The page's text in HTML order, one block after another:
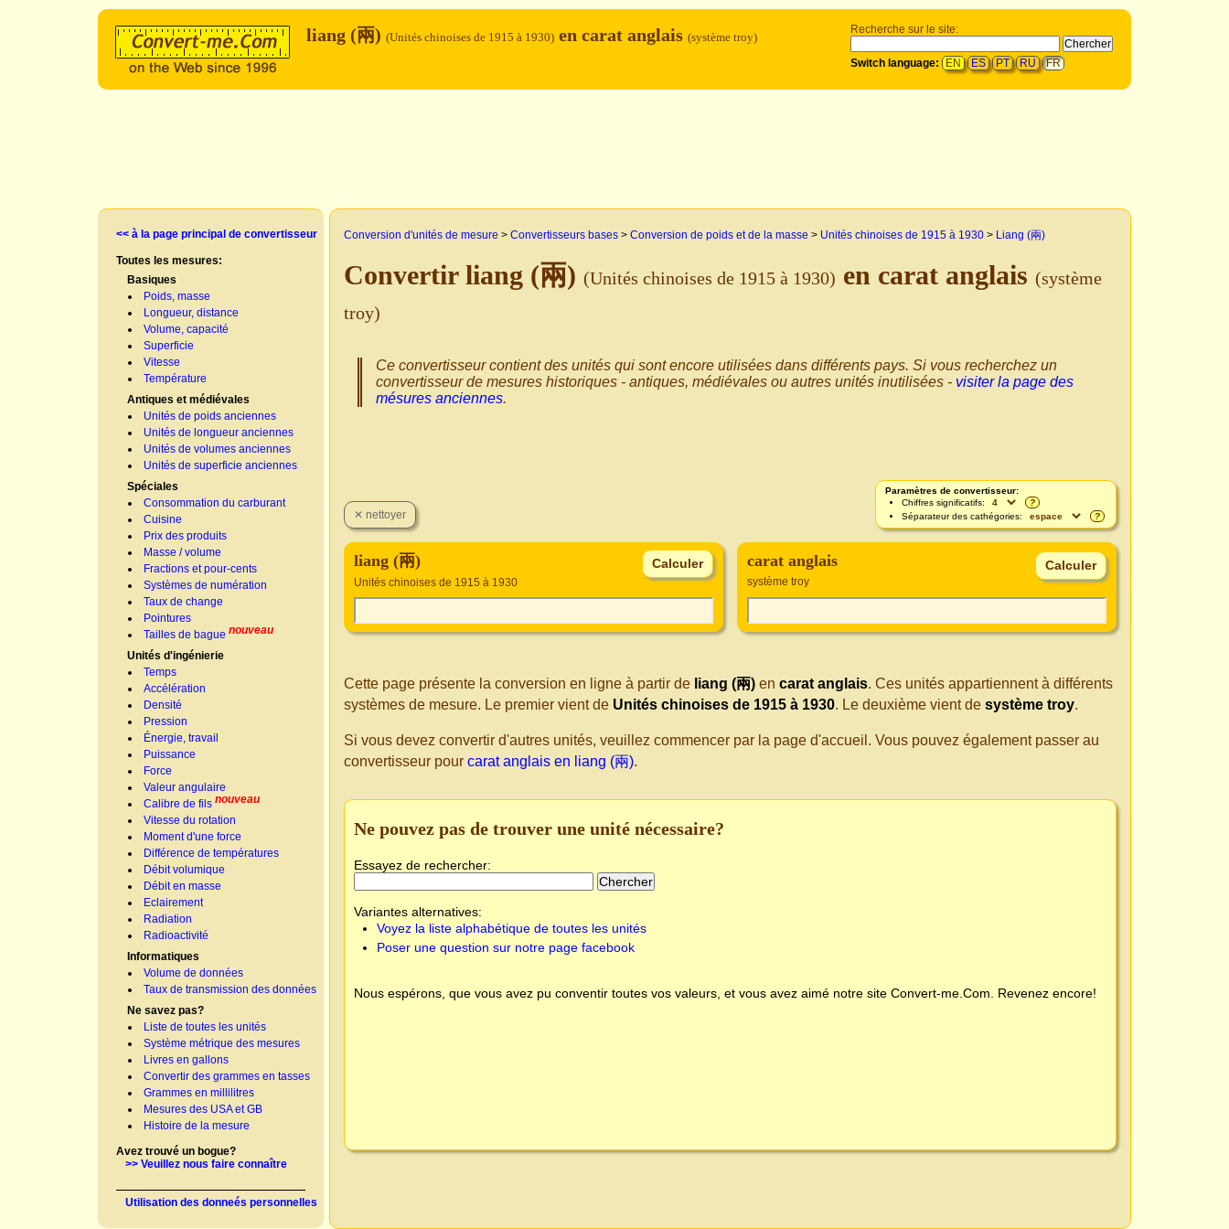
Recherche sur le site:
Switch language: EN ES PT RU FR
liang (兩) (Unités chinoises de 1915 à 1930) en carat anglais (système troy)
<< à la page principal de convertisseur
Toutes les mesures:
Basiques
Poids, masse
Longueur, distance
Volume, capacité
Superficie
Vitesse
Température
Antiques et médiévales
Unités de poids anciennes
Unités de longueur anciennes
Unités de volumes anciennes
Unités de superficie anciennes
Spéciales
Consommation du carburant
Cuisine
Prix des produits
Masse / volume
Fractions et pour-cents
Systèmes de numération
Taux de change
Pointures
Tailles de bague nouveau
Unités d'ingénierie
Temps
Accélération
Densité
Pression
Énergie, travail
Puissance
Force
Valeur angulaire
Calibre de fils nouveau
Vitesse du rotation
Moment d'une force
Différence de températures
Débit volumique
Débit en masse
Eclairement
Radiation
Radioactivité
Informatiques
Volume de données
Taux de transmission des données
Ne savez pas?
Liste de toutes les unités
Système métrique des mesures
Livres en gallons
Convertir des grammes en tasses
Grammes en millilitres
Mesures des USA et GB
Histoire de la mesure
Avez trouvé un bogue?
>> Veuillez nous faire connaître
Utilisation des donneés personnelles
Conversion d'unités de mesure > Convertisseurs bases > Conversion de poids et de la masse > Unités chinoises de 1915 à 1930 > Liang (兩)
Convertir liang (兩) (Unités chinoises de 1915 à 1930) en carat anglais (système
troy)
Ce convertisseur contient des unités qui sont encore utilisées dans différents pays. Si vous recherchez un
convertisseur de mesures historiques - antiques, médiévales ou autres unités inutilisées - visiter la page des
mésures anciennes.
Paramètres de convertisseur:
Chiffres significatifs:
?
Séparateur des cathégories:
?
liang (兩)
Unités chinoises de 1915 à 1930
carat anglais
système troy
Cette page présente la conversion en ligne à partir de liang (兩) en carat anglais. Ces unités appartiennent à différents
systèmes de mesure. Le premier vient de Unités chinoises de 1915 à 1930. Le deuxième vient de système troy.
Si vous devez convertir d'autres unités, veuillez commencer par la page d'accueil. Vous pouvez également passer au
convertisseur pour carat anglais en liang (兩).
Ne pouvez pas de trouver une unité nécessaire?
Essayez de rechercher:
Variantes alternatives:
Voyez la liste alphabétique de toutes les unités
Poser une question sur notre page facebook
Nous espérons, que vous avez pu conventir toutes vos valeurs, et vous avez aimé notre site Convert-me.Com . Revenez encore!